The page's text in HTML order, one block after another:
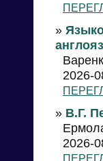
»
2026-
» В.Г.
2026-